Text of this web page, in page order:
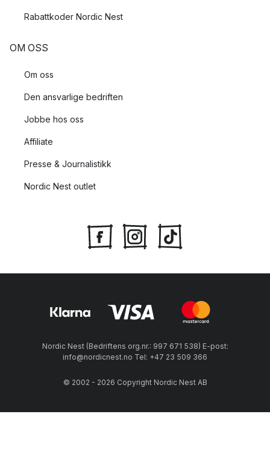
Rabattkoder Nordic Nest
OM OSS
Om oss
Den ansvarlige bedriften
Jobbe hos oss
Affiliate
Presse & Journalistikk
Nordic Nest outlet
Nordic Nest (Bedriftens org.nr.: 997 671 538) E-post:
info@nordicnest.no Tel: +47 23 509 366
© 2002 - 2026 Copyright Nordic Nest AB